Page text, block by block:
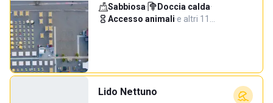
Sabbiosa· Doccia calda·
Accesso animali·e altri 11…
Lido Nettuno